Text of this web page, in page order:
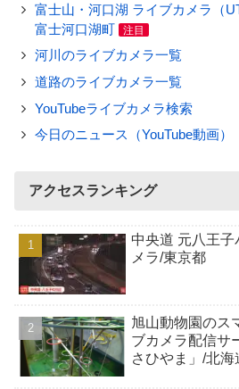
富士山・河口湖 ライブカメラ（
富士河口湖町
注目
河川のライブカメラ一覧
道路のライブカメラ一覧
YouTubeライブカメラ検索
今日のニュース（YouTube動画）
アクセスランキング
中央道 元八王
メラ/東京都
旭山動物園のス
ブカメラ配信サ
さひやま」/北海